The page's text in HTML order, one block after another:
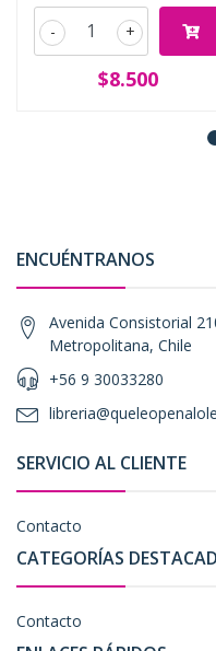
+
-
$8.500
ENCUÉNTRANOS
Avenida Consistorial
Metropolitana, Chile
+56 9 30033280
SERVICIO AL CLIENTE
Contacto
CATEGORÍAS
Contacto